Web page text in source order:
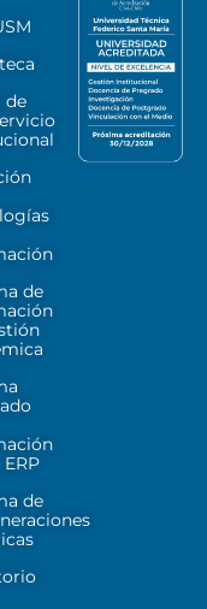
de
de
de